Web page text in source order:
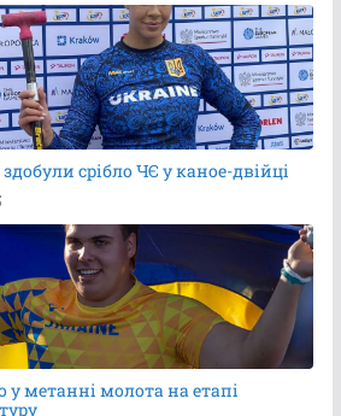
срібло ЧЄ у каное-двійці
у метанні молота на етапі